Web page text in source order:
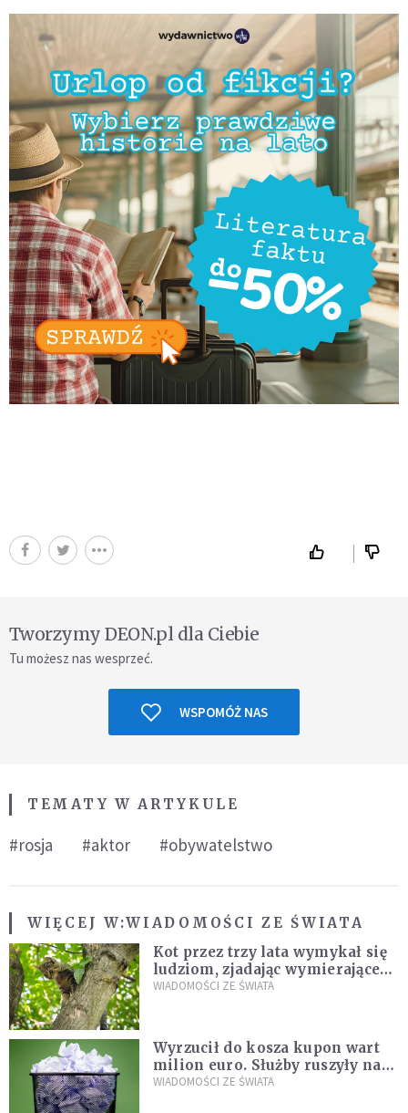
Tworzymy DEON.pl dla Ciebie
Tu możesz nas wesprzeć.
WSPOMÓŻ NAS
TEMATY W ARTYKULE
#rosja #aktor #obywatelstwo
WIĘCEJ W:WIADOMOŚCI ZE ŚWIATA
Kot przez trzy lata wymykał się
ludziom, zjadając wymierające
kaczki. W końcu popełnił
WIADOMOŚCI ZE ŚWIATA
Wyrzucił do kosza kupon wart
milion euro. Służby ruszyły na
poszukiwania
WIADOMOŚCI ZE ŚWIATA